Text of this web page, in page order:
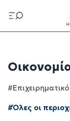
Παράκαμψη προς
#Όλες οι